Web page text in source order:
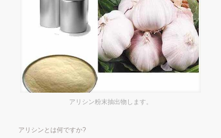
アリシン粉末抽出物します。
アリシンとは何ですか?